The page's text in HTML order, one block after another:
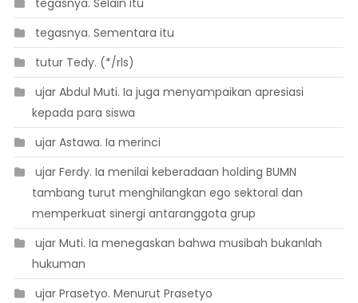
 tegasnya. Selain itu
 tegasnya. Sementara itu
 tutur Tedy. (*/rls)
 ujar Abdul Muti. Ia juga menyampaikan apresiasi
kepada para siswa
 ujar Astawa. Ia merinci
 ujar Ferdy. Ia menilai keberadaan holding BUMN
tambang turut menghilangkan ego sektoral dan
memperkuat sinergi antaranggota grup
 ujar Muti. Ia menegaskan bahwa musibah bukanlah
hukuman
 ujar Prasetyo. Menurut Prasetyo